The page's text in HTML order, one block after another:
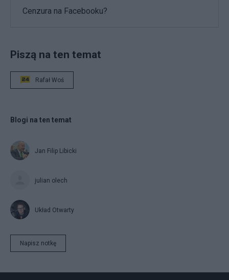
Cenzura na Facebooku?
Piszą na ten temat
Rafał Woś
Blogi na ten temat
Jan Filip Libicki
julian olech
Układ Otwarty
Napisz notkę